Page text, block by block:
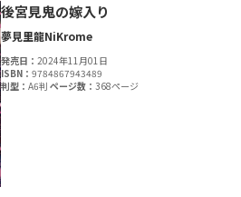
後宮見鬼の嫁入り
夢見里龍NiKrome
発売日：2024年11月01日
ISBN：9784867943489
判型：A6判ページ数：368ページ